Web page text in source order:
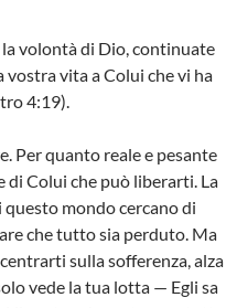
volontà di Dio, continuate
vostra vita a Colui che vi ha
4:19).
Per quanto reale e pesante
di Colui che può liberarti. La
mondo cercano di
che tutto sia perduto. Ma
sulla sofferenza, alza
vede la tua lotta — Egli sa